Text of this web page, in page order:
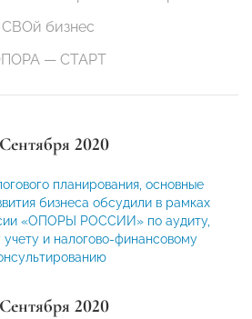
СВОй бизнес
— СТАРТ
2020
планирования, основные
бизнеса обсудили в рамках
«ОПОРЫ РОССИИ» по аудиту,
учету и налогово-финансовому
2020